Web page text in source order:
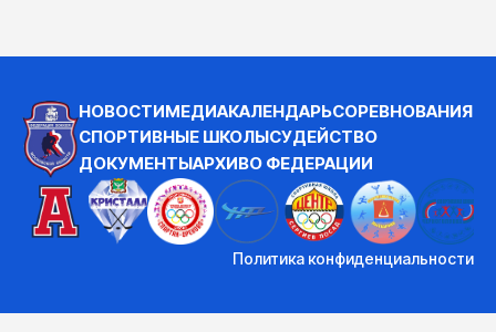
НОВОСТИМЕДИАКАЛЕНДАРЬСОРЕВНОВАНИЯ
СПОРТИВНЫЕ ШКОЛЫСУДЕЙСТВО
ДОКУМЕНТЫАРХИВО ФЕДЕРАЦИИ
Политика конфиденциальности